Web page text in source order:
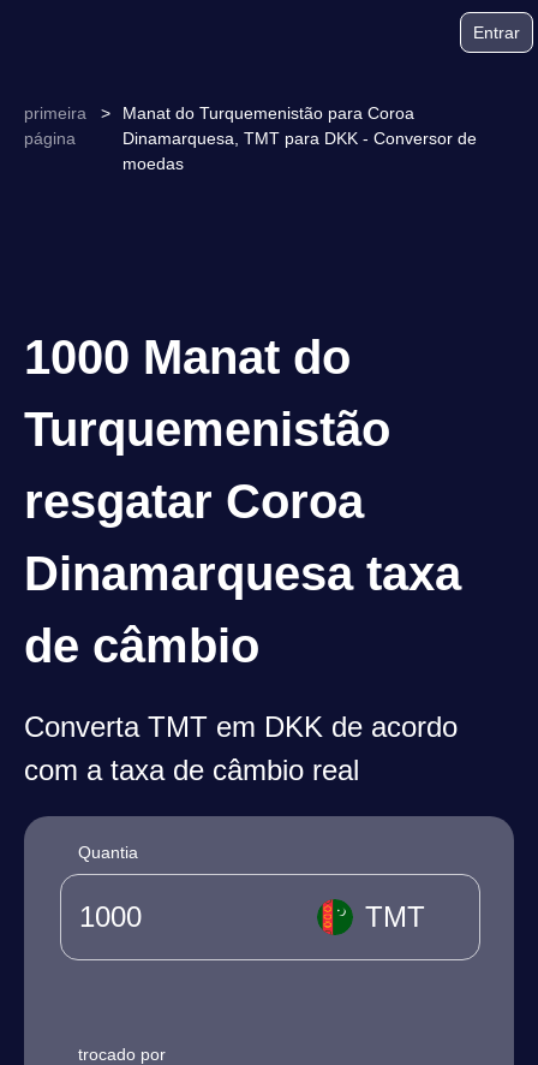
Entrar
primeira
página
>
Manat do Turquemenistão para Coroa
Dinamarquesa, TMT para DKK - Conversor de
moedas
1000 Manat do
Turquemenistão
resgatar Coroa
Dinamarquesa taxa
de câmbio
Converta TMT em DKK de acordo
com a taxa de câmbio real
Quantia
TMT
trocado por